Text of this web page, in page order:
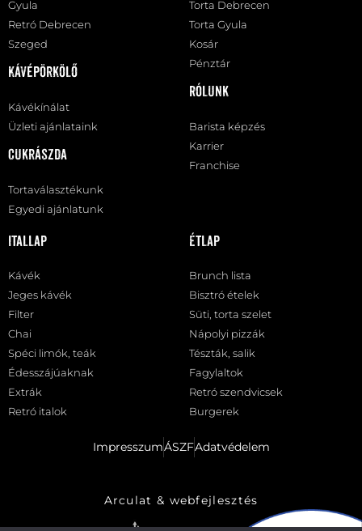
Gyula
Retró Debrecen
Szeged
Kávépörkölő
Kávékínálat
Üzleti ajánlataink
Cukrászda
Tortaválasztékunk
Egyedi ajánlatunk
Torta Debrecen
Torta Gyula
Kosár
Pénztár
Rólunk
Barista képzés
Karrier
Franchise
Itallap
Kávék
Jeges kávék
Filter
Chai
Spéci limók, teák
Édesszájúaknak
Extrák
Retró italok
Étlap
Brunch lista
Bisztró ételek
Süti, torta szelet
Nápolyi pizzák
Tészták, salik
Fagylaltok
Retró szendvicsek
Burgerek
ImpresszumÁSZFAdatvédelem
Arculat & webfejlesztés